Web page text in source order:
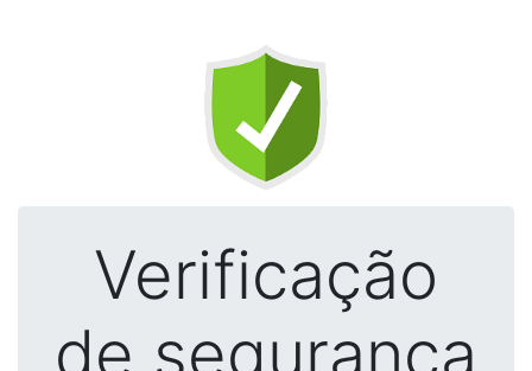
Verificação
de segurança